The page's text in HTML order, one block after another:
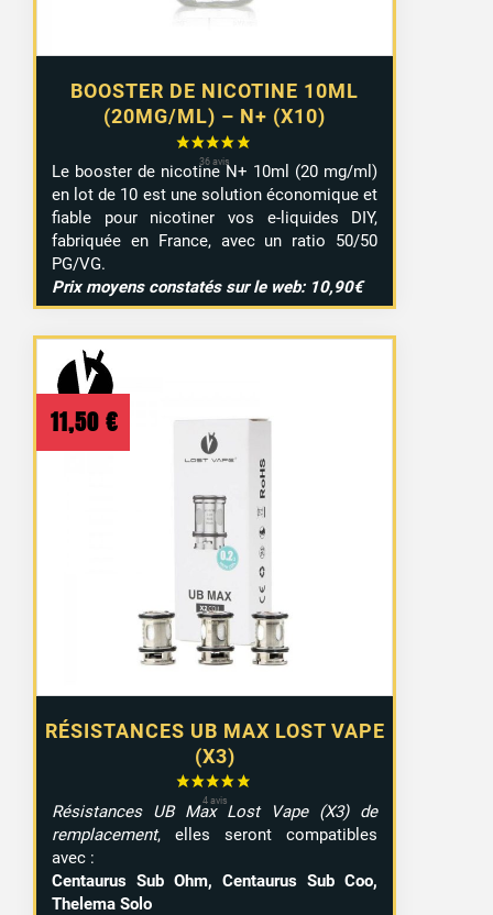
BOOSTER DE NICOTINE 10ML
(20MG/ML) – N+ (X10)
Le booster de nicotine N+ 10ml (20 mg/ml)
en lot de 10 est une solution économique et
fiable pour nicotiner vos e-liquides DIY,
fabriquée en France, avec un ratio 50/50
PG/VG.
Prix moyens constatés sur le web: 10,90€
RÉSISTANCES UB MAX LOST VAPE
(X3)
11,50 €
Résistances UB Max Lost Vape (X3) de
remplacement, elles seront compatibles
avec :
Centaurus Sub Ohm, Centaurus Sub Coo,
Thelema Solo